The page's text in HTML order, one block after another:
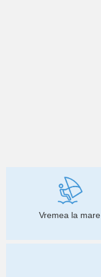
Vremea la mare